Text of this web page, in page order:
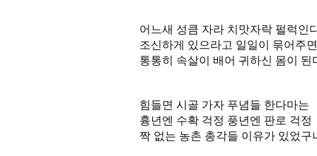
어느새 성큼 자라 치맛자락 펄럭인
조신하게 있으라고 일일이 묶어주면
통통히 속살이 배어 귀하신 몸이 된
힘들면 시골 가자 푸념들 한다마는
흉년엔 수확 걱정 풍년엔 판로 걱정
짝 없는 농촌 총각들 이유가 있었구